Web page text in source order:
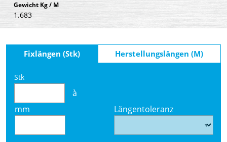
Gewicht Kg / M
1.683
Fixlängen (Stk) Herstellungslängen (M)
Stk
à
mm
Längentoleranz